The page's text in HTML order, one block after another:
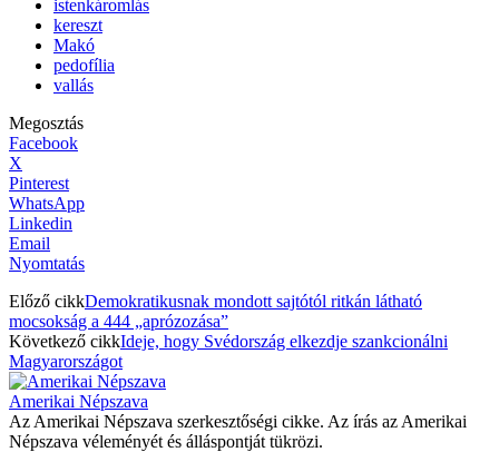
istenkáromlás
kereszt
Makó
pedofília
vallás
Megosztás
Facebook
X
Pinterest
WhatsApp
Linkedin
Email
Nyomtatás
Előző cikkDemokratikusnak mondott sajtótól ritkán látható
mocsokság a 444 „aprózozása”
Következő cikkIdeje, hogy Svédország elkezdje szankcionálni
Magyarországot
Amerikai Népszava
Az Amerikai Népszava szerkesztőségi cikke. Az írás az Amerikai
Népszava véleményét és álláspontját tükrözi.